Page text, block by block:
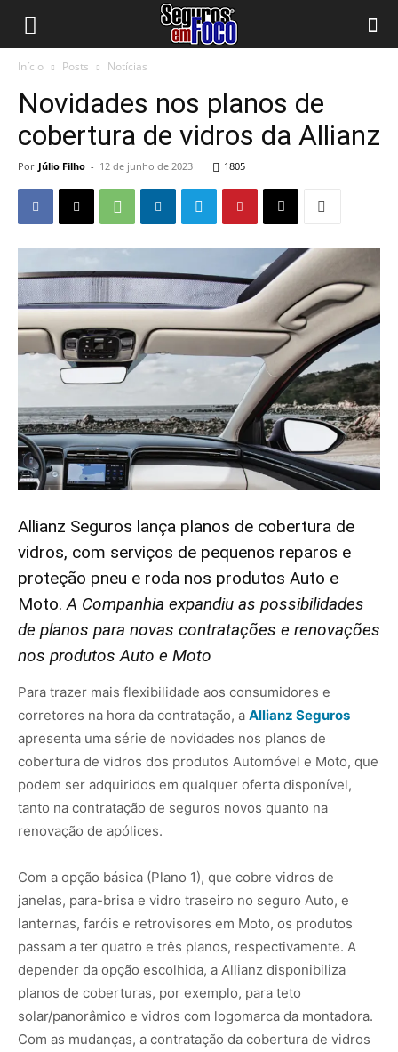
Início Posts Notícias
Novidades nos planos de
cobertura de vidros da Allianz
Por Júlio Filho - 12 de junho de 2023 1805
Allianz Seguros lança planos de cobertura de
vidros, com serviços de pequenos reparos e
proteção pneu e roda nos produtos Auto e
Moto.A Companhia expandiu as possibilidades
de planos para novas contratações e renovações
nos produtos Auto e Moto
Para trazer mais flexibilidade aos consumidores e
corretores na hora da contratação, a Allianz Seguros
apresenta uma série de novidades nos planos de
cobertura de vidros dos produtos Automóvel e Moto, que
podem ser adquiridos em qualquer oferta disponível,
tanto na contratação de seguros novos quanto na
renovação de apólices.
Com a opção básica (Plano 1), que cobre vidros de
janelas, para-brisa e vidro traseiro no seguro Auto, e
lanternas, faróis e retrovisores em Moto, os produtos
passam a ter quatro e três planos, respectivamente. A
depender da opção escolhida, a Allianz disponibiliza
planos de coberturas, por exemplo, para teto
solar/panorâmico e vidros com logomarca da montadora.
Com as mudanças, a contratação da cobertura de vidros